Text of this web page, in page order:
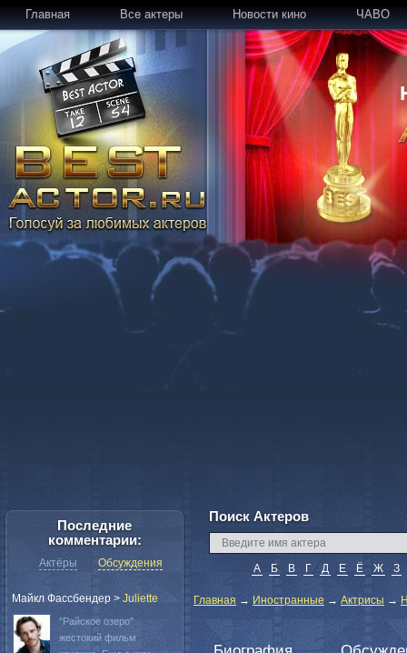
Главная Все актеры Новости кино ЧАВО
Поиск Актеров
А Б В Г Д Е Ё Ж З
Главная → Иностранные → Актрисы →
Последние
комментарии:
Актёры Обсуждения
Майкл Фассбендер > Juliette
"Райское озеро"
жестокий фильм